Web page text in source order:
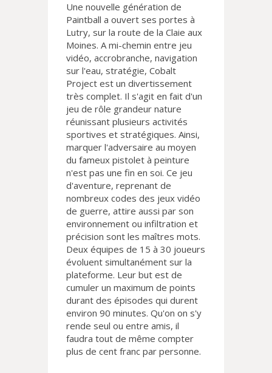
Une nouvelle génération de
Paintball a ouvert ses portes à
Lutry, sur la route de la Claie aux
Moines. A mi-chemin entre jeu
vidéo, accrobranche, navigation
sur l'eau, stratégie, Cobalt
Project est un divertissement
très complet. Il s'agit en fait d'un
jeu de rôle grandeur nature
réunissant plusieurs activités
sportives et stratégiques. Ainsi,
marquer l'adversaire au moyen
du fameux pistolet à peinture
n'est pas une fin en soi. Ce jeu
d'aventure, reprenant de
nombreux codes des jeux vidéo
de guerre, attire aussi par son
environnement ou infiltration et
précision sont les maîtres mots.
Deux équipes de 15 à 30 joueurs
évoluent simultanément sur la
plateforme. Leur but est de
cumuler un maximum de points
durant des épisodes qui durent
environ 90 minutes. Qu'on on s'y
rende seul ou entre amis, il
faudra tout de même compter
plus de cent franc par personne.